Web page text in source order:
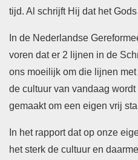
tijd. Al schrijft Hij dat het
In de Nederlandse
voren dat er 2 lijnen in de
ons moeilijk om die lijnen
de cultuur van vandaag
gemaakt om een eigen vrij
In het rapport dat op onze
het sterk de cultuur en